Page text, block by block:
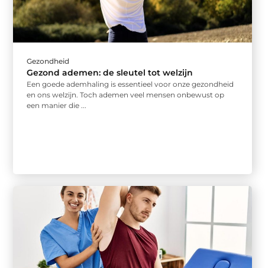
Gezondheid
Gezond ademen: de sleutel tot welzijn
Een goede ademhaling is essentieel voor onze gezondheid
en ons welzijn. Toch ademen veel mensen onbewust op
een manier die ...